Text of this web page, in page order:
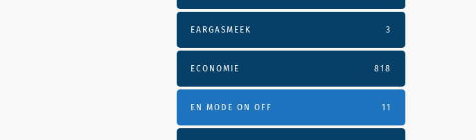
EARGASMEEK 3
ECONOMIE 818
EN MODE ON OFF 11